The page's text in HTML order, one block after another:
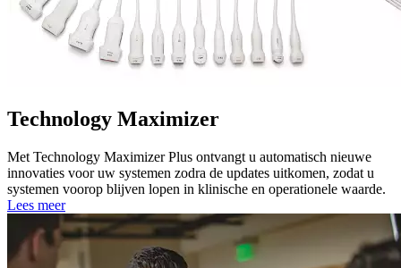
Technology Maximizer
Met Technology Maximizer Plus ontvangt u automatisch nieuwe
innovaties voor uw systemen zodra de updates uitkomen, zodat u
systemen voorop blijven lopen in klinische en operationele waarde.
Lees meer